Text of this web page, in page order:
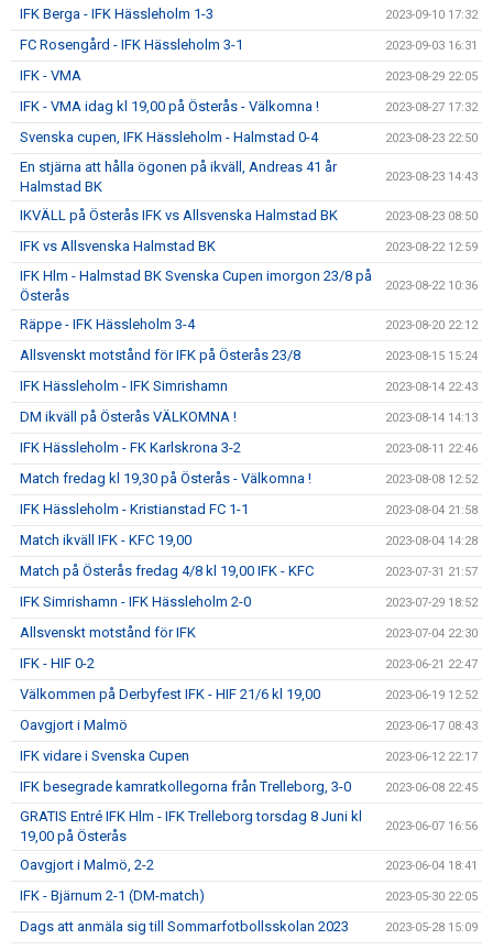
IFK Berga - IFK Hässleholm 1-3 2023-09-10 17:32
FC Rosengård - IFK Hässleholm 3-1 2023-09-03 16:31
IFK - VMA 2023-08-29 22:05
IFK - VMA idag kl 19,00 på Österås - Välkomna ! 2023-08-27 17:32
Svenska cupen, IFK Hässleholm - Halmstad 0-4 2023-08-23 22:50
En stjärna att hålla ögonen på ikväll, Andreas 41 år
Halmstad BK
2023-08-23 14:43
IKVÄLL på Österås IFK vs Allsvenska Halmstad BK 2023-08-23 08:50
IFK vs Allsvenska Halmstad BK 2023-08-22 12:59
IFK Hlm - Halmstad BK Svenska Cupen imorgon 23/8 på
Österås
2023-08-22 10:36
Räppe - IFK Hässleholm 3-4 2023-08-20 22:12
Allsvenskt motstånd för IFK på Österås 23/8 2023-08-15 15:24
IFK Hässleholm - IFK Simrishamn 2023-08-14 22:43
DM ikväll på Österås VÄLKOMNA ! 2023-08-14 14:13
IFK Hässleholm - FK Karlskrona 3-2 2023-08-11 22:46
Match fredag kl 19,30 på Österås - Välkomna ! 2023-08-08 12:52
IFK Hässleholm - Kristianstad FC 1-1 2023-08-04 21:58
Match ikväll IFK - KFC 19,00 2023-08-04 14:28
Match på Österås fredag 4/8 kl 19,00 IFK - KFC 2023-07-31 21:57
IFK Simrishamn - IFK Hässleholm 2-0 2023-07-29 18:52
Allsvenskt motstånd för IFK 2023-07-04 22:30
IFK - HIF 0-2 2023-06-21 22:47
Välkommen på Derbyfest IFK - HIF 21/6 kl 19,00 2023-06-19 12:52
Oavgjort i Malmö 2023-06-17 08:43
IFK vidare i Svenska Cupen 2023-06-12 22:17
IFK besegrade kamratkollegorna från Trelleborg, 3-0 2023-06-08 22:45
GRATIS Entré IFK Hlm - IFK Trelleborg torsdag 8 Juni kl
19,00 på Österås
2023-06-07 16:56
Oavgjort i Malmö, 2-2 2023-06-04 18:41
IFK - Bjärnum 2-1 (DM-match) 2023-05-30 22:05
Dags att anmäla sig till Sommarfotbollsskolan 2023 2023-05-28 15:09